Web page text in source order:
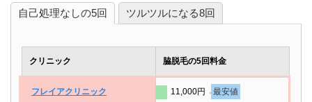
自己処理なしの5回 ツルツルになる8回
クリニック 脇脱毛の5回料金
フレイアクリニック 11,000円 最安値